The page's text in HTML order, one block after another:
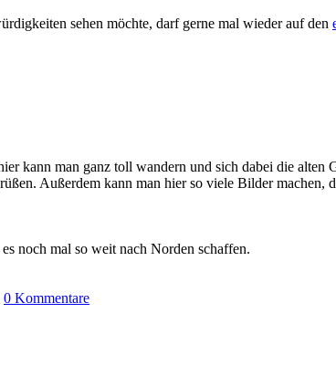
sehen möchte, darf gerne mal wieder auf den
kann man ganz toll wandern und sich dabei die alten
Außerdem kann man hier so viele Bilder machen,
noch mal so weit nach Norden schaffen.
0 Kommentare